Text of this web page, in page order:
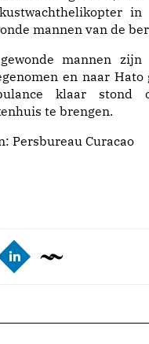
mannen van de
mannen
en naar Hato
klaar
te brengen.
Persbureau Curacao